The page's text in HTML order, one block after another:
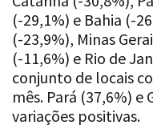
(-29,1%) e Bahia (-
(-23,9%), Minas
(-11,6%) e Rio de
conjunto de locais
mês. Pará (37,6%) e
variações positivas.